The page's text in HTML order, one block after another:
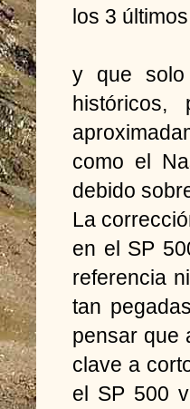
los 3
y que
como el
debido
La
en el SP
referencia
tan
pensar que
clave a
el SP 500